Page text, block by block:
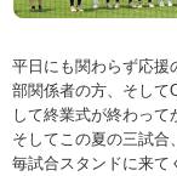
平日にも関わらず応援
部関係者の方、そして
して終業式が終わって
そしてこの夏の三試合
毎試合スタンドに来て